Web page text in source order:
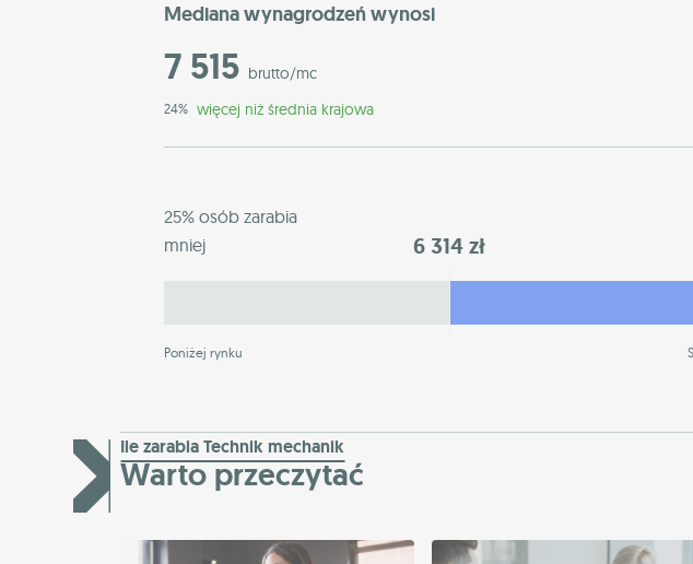
Mediana wynagrodzeń wynosi
7 515 brutto/mc
24% więcej niż średnia krajowa
25% osób zarabia
mniej
6 314 zł
Poniżej rynku
Ile zarabia Technik mechanik
Warto przeczytać